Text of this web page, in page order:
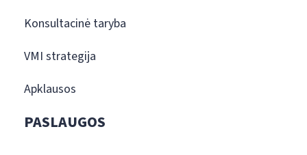
Konsultacinė taryba
VMI strategija
Apklausos
PASLAUGOS